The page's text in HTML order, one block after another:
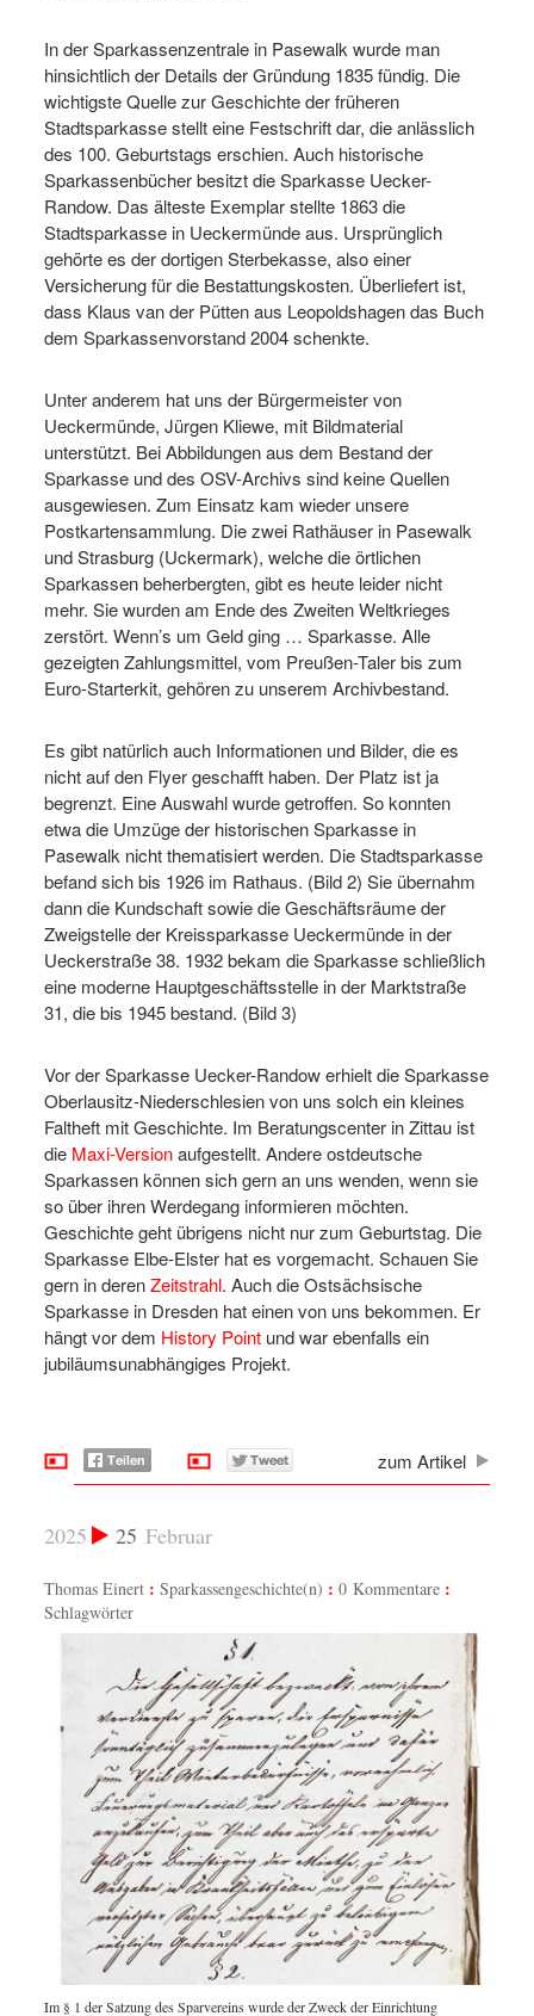
In der Sparkassenzentrale in Pasewalk wurde man
hinsichtlich der Details der Gründung 1835 fündig. Die
wichtigste Quelle zur Geschichte der früheren
Stadtsparkasse stellt eine Festschrift dar, die anlässlich
des 100. Geburtstags erschien. Auch historische
Sparkassenbücher besitzt die Sparkasse Uecker-
Randow. Das älteste Exemplar stellte 1863 die
Stadtsparkasse in Ueckermünde aus. Ursprünglich
gehörte es der dortigen Sterbekasse, also einer
Versicherung für die Bestattungskosten. Überliefert ist,
dass Klaus van der Pütten aus Leopoldshagen das Buch
dem Sparkassenvorstand 2004 schenkte.
Unter anderem hat uns der Bürgermeister von
Ueckermünde, Jürgen Kliewe, mit Bildmaterial
unterstützt. Bei Abbildungen aus dem Bestand der
Sparkasse und des OSV-Archivs sind keine Quellen
ausgewiesen. Zum Einsatz kam wieder unsere
Postkartensammlung. Die zwei Rathäuser in Pasewalk
und Strasburg (Uckermark), welche die örtlichen
Sparkassen beherbergten, gibt es heute leider nicht
mehr. Sie wurden am Ende des Zweiten Weltkrieges
zerstört. Wenn’s um Geld ging … Sparkasse. Alle
gezeigten Zahlungsmittel, vom Preußen-Taler bis zum
Euro-Starterkit, gehören zu unserem Archivbestand.
Es gibt natürlich auch Informationen und Bilder, die es
nicht auf den Flyer geschafft haben. Der Platz ist ja
begrenzt. Eine Auswahl wurde getroffen. So konnten
etwa die Umzüge der historischen Sparkasse in
Pasewalk nicht thematisiert werden. Die Stadtsparkasse
befand sich bis 1926 im Rathaus. (Bild 2) Sie übernahm
dann die Kundschaft sowie die Geschäftsräume der
Zweigstelle der Kreissparkasse Ueckermünde in der
Ueckerstraße 38. 1932 bekam die Sparkasse schließlich
eine moderne Hauptgeschäftsstelle in der Marktstraße
31, die bis 1945 bestand. (Bild 3)
Vor der Sparkasse Uecker-Randow erhielt die Sparkasse
Oberlausitz-Niederschlesien von uns solch ein kleines
Faltheft mit Geschichte. Im Beratungscenter in Zittau ist
die Maxi-Versionaufgestellt. Andere ostdeutsche
Sparkassen können sich gern an uns wenden, wenn sie
so über ihren Werdegang informieren möchten.
Geschichte geht übrigens nicht nur zum Geburtstag. Die
Sparkasse Elbe-Elster hat es vorgemacht. Schauen Sie
gern in derenZeitstrahl. Auch die Ostsächsische
Sparkasse in Dresden hat einen von uns bekommen. Er
hängt vor dem History Point und war ebenfalls ein
jubiläumsunabhängiges Projekt.
zum Artikel
25 Februar
2025
Thomas Einert Sparkassengeschichte(n)
0 Kommentare
Schlagwörter
Im § 1 der Satzung des Sparvereins wurde der Zweck der Einrichtung